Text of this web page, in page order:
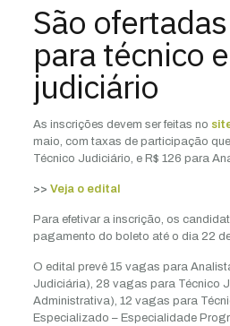
São
para técnico
judiciário
As inscrições devem ser feitas no
maio, com taxas de participação
Técnico Judiciário, e R$ 126 para
>> Veja o edital
Para efetivar a inscrição, os
pagamento do boleto até o dia 22
O edital prevê 15 vagas para
Judiciária), 28 vagas para Técnico
Administrativa), 12 vagas para
Especializado – Especialidade